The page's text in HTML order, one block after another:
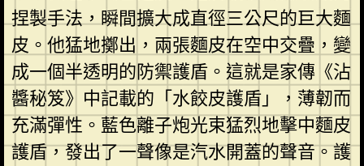
捏製手法，瞬間擴大成直徑三公尺的巨大麵
皮。他猛地擲出，兩張麵皮在空中交疊，變
成一個半透明的防禦護盾。這就是家傳《沾
醬秘笈》中記載的「水餃皮護盾」，薄韌而
充滿彈性。藍色離子炮光束猛烈地擊中麵皮
護盾，發出了一聲像是汽水開蓋的聲音。護